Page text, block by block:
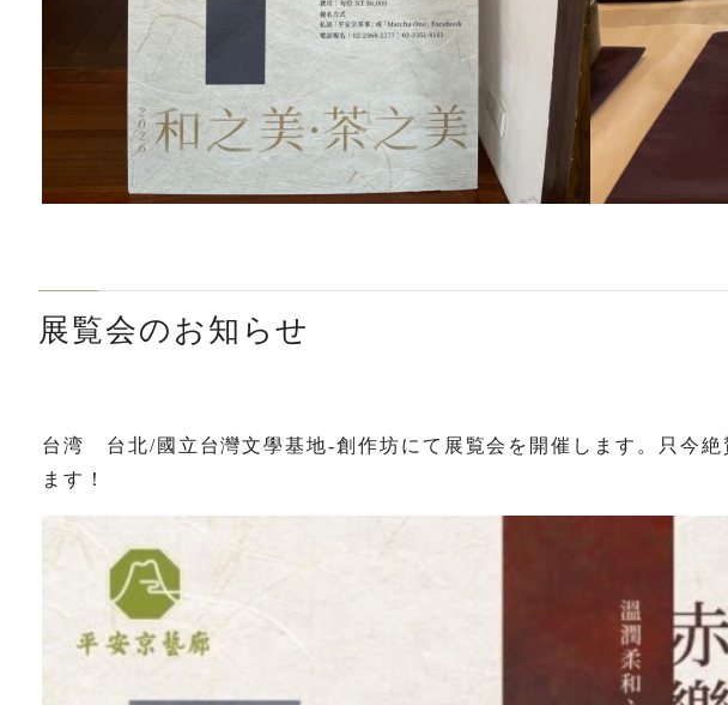
展覧会のお知らせ
台湾 台北/國立台灣文學基地-創作坊にて展覧会を開催します。只今
ます！